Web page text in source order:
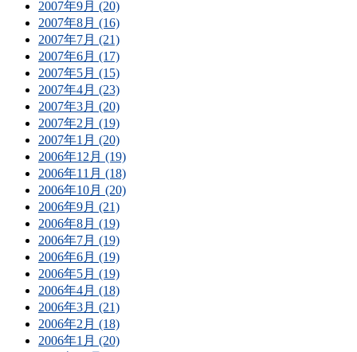
2007年9月 (20)
2007年8月 (16)
2007年7月 (21)
2007年6月 (17)
2007年5月 (15)
2007年4月 (23)
2007年3月 (20)
2007年2月 (19)
2007年1月 (20)
2006年12月 (19)
2006年11月 (18)
2006年10月 (20)
2006年9月 (21)
2006年8月 (19)
2006年7月 (19)
2006年6月 (19)
2006年5月 (19)
2006年4月 (18)
2006年3月 (21)
2006年2月 (18)
2006年1月 (20)